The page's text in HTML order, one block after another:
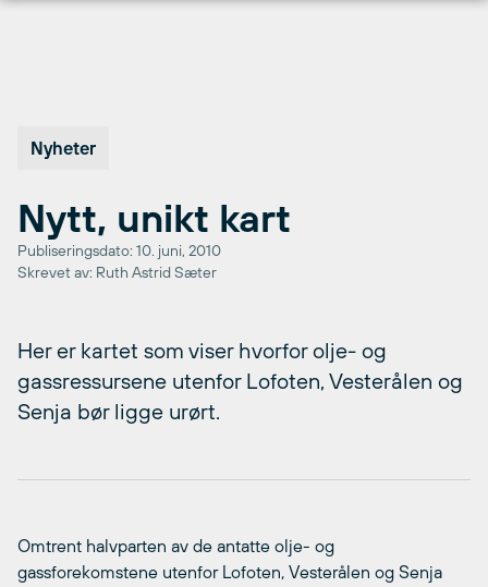
Nyheter
Nytt, unikt kart
Publiseringsdato: 10. juni, 2010
Skrevet av: Ruth Astrid Sæter
Her er kartet som viser hvorfor olje- og
gassressursene utenfor Lofoten, Vesterålen og
Senja bør ligge urørt.
Omtrent halvparten av de antatte olje- og
gassforekomstene utenfor Lofoten, Vesterålen og Senja